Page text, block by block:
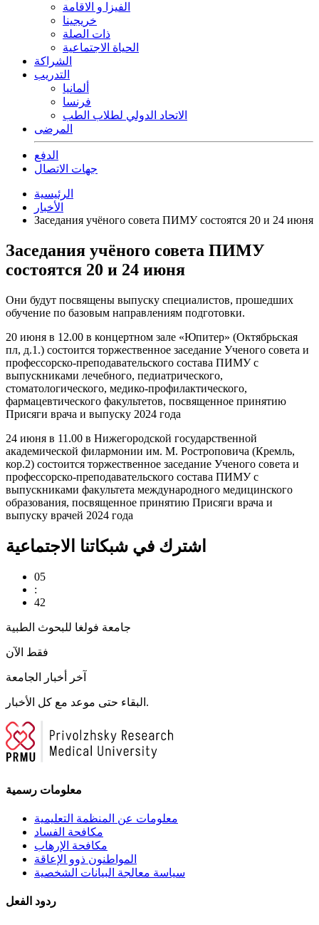
الفيزا و الاقامة
خريجينا
ذات الصلة
الحياة الاجتماعية
الشراكة
التدريب
ألمانيا
فرنسا
الاتحاد الدولي لطلاب الطب
المرضى
الدفع
جهات الاتصال
الرئيسية
الأخبار
Заседания учёного совета ПИМУ состоятся 20 и 24 июня
Заседания учёного совета ПИМУ
состоятся 20 и 24 июня
Они будут посвящены выпуску специалистов, прошедших
обучение по базовым направлениям подготовки.
20 июня в 12.00 в концертном зале «Юпитер» (Октябрьская
пл, д.1.) состоится торжественное заседание Ученого совета и
профессорско-преподавательского состава ПИМУ с
выпускниками лечебного, педиатрического,
стоматологического, медико-профилактического,
фармацевтического факультетов, посвященное принятию
Присяги врача и выпуску 2024 года
24 июня в 11.00 в Нижегородской государственной
академической филармонии им. М. Ростроповича (Кремль,
кор.2) состоится торжественное заседание Ученого совета и
профессорско-преподавательского состава ПИМУ с
выпускниками факультета международного медицинского
образования, посвященное принятию Присяги врача и
выпуску врачей 2024 года
اشترك في شبكاتنا الاجتماعية
05
:
42
جامعة فولغا للبحوث الطبية
فقط الآن
آخر أخبار الجامعة
البقاء حتى موعد مع كل الأخبار.
معلومات رسمية
معلومات عن المنظمة التعليمية
مكافحة الفساد
مكافحة الإرهاب
المواطنون ذوو الإعاقة
سياسة معالجة البيانات الشخصية
ردود الفعل